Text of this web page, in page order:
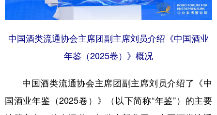
中国酒类流通协会主席团副主席刘员介绍《中国酒业
年鉴（2025卷）》概况
中国酒类流通协会主席团副主席刘员介绍了《中
国酒业年鉴（2025卷）》（以下简称“年鉴”）的主要